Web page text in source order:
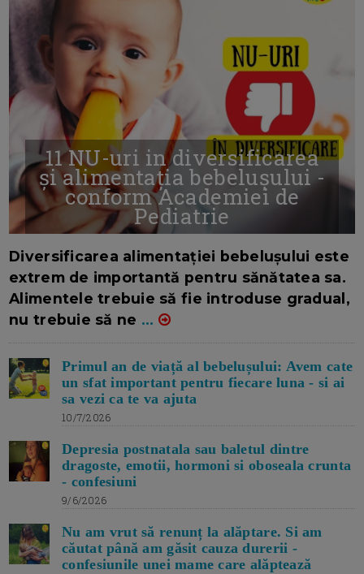
11 NU-uri in diversificarea
și alimentația bebelușului -
conform Academiei de
Pediatrie
Diversificarea alimentației bebelușului este
extrem de importantă pentru sănătatea sa.
Alimentele trebuie să fie introduse gradual,
nu trebuie să ne ...
Primul an de viață al bebelușului: Avem cate
un sfat important pentru fiecare luna - si ai
sa vezi ca te va ajuta
10/7/2026
Depresia postnatala sau baletul dintre
dragoste, emotii, hormoni si oboseala crunta
- confesiuni
9/6/2026
Nu am vrut să renunț la alăptare. Si am
căutat până am găsit cauza durerii -
confesiunile unei mame care alăptează